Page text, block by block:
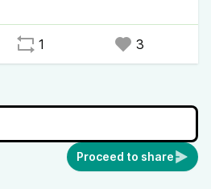
1 3
Proceed to share